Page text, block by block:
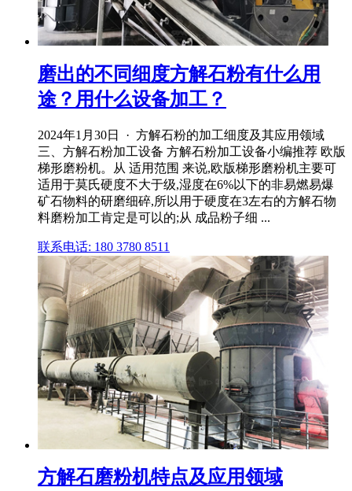
磨出的不同细度方解石粉有什么用
途？用什么设备加工？
2024年1月30日 · 方解石粉的加工细度及其应用领域
三、方解石粉加工设备 方解石粉加工设备小编推荐 欧版
梯形磨粉机。从 适用范围 来说,欧版梯形磨粉机主要可
适用于莫氏硬度不大于级,湿度在6%以下的非易燃易爆
矿石物料的研磨细碎,所以用于硬度在3左右的方解石物
料磨粉加工肯定是可以的;从 成品粉子细 ...
联系电话: 180 3780 8511
方解石磨粉机特点及应用领域